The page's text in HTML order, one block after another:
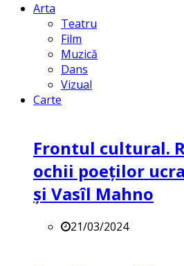
Arta
Teatru
Film
Muzică
Dans
Vizual
Carte
Frontul cultural.
ochii poeților
și Vasîl Mahno
21/03/2024